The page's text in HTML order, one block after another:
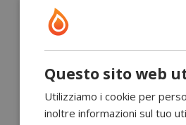
Questo sito web
Utilizziamo i cookie per
inoltre informazioni sul tuo